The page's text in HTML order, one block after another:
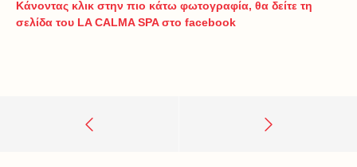
Κάνοντας κλικ στην πιο κάτω φωτογραφία, θα δείτε τη
σελίδα του LA CALMA SPA στο facebook